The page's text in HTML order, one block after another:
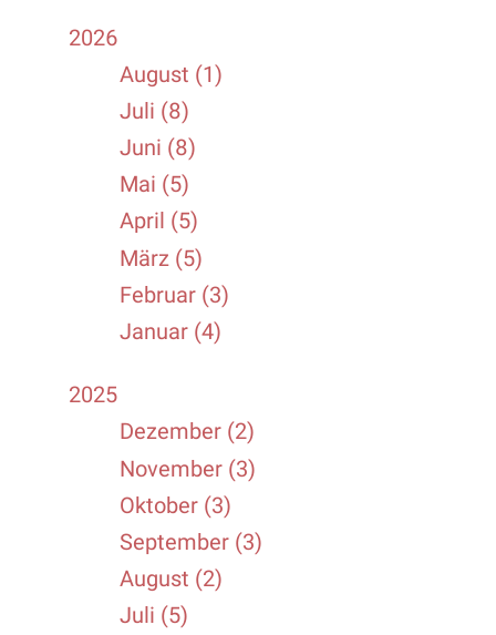
2026
August (1)
Juli (8)
Juni (8)
Mai (5)
April (5)
März (5)
Februar (3)
Januar (4)
2025
Dezember (2)
November (3)
Oktober (3)
September (3)
August (2)
Juli (5)